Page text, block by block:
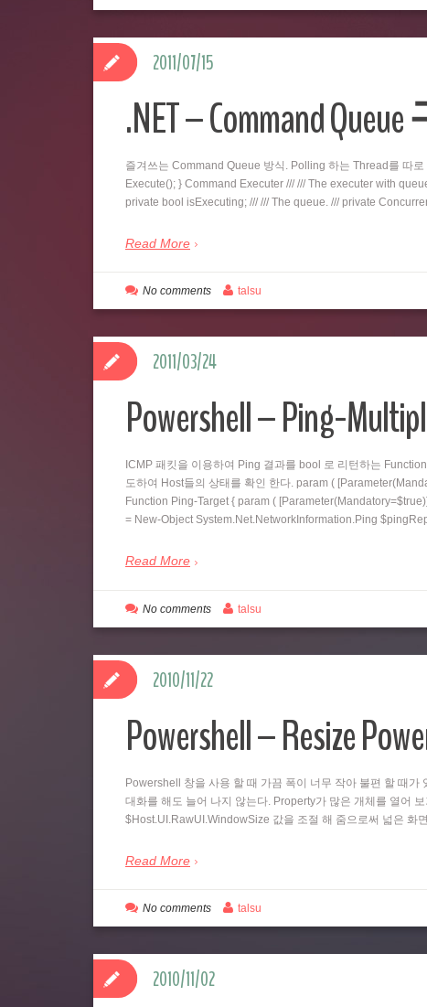
.NET – Command
즐겨쓰는 Command Queue 방식. Polling 하는 Thread를 따
Execute(); } Command Executer /// /// The executer with
private bool isExecuting; /// /// The queue. /// private
Read More
2011/07/15
No comments talsu
Powershell – Ping-
ICMP 패킷을 이용하여 Ping 결과를 bool 로 리턴하는
도하여 Host들의 상태를 확인 한다. param (
Function Ping-Target { param (
= New-Object System.Net.NetworkInformation.Ping
Read More
2011/03/24
No comments talsu
Powershell – Resize
Powershell 창을 사용 할 때 가끔 폭이 너무 작아 불편 할 때
대화를 해도 늘어 나지 않는다. Property가 많은 개체를 열어
$Host.UI.RawUI.WindowSize 값을 조절 해 줌으로써 넓은 화
Read More
2010/11/22
No comments talsu
2010/11/02